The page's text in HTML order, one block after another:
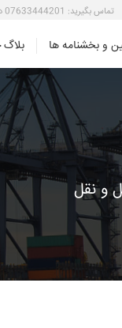
تماس بگیرید: 07633444201 داخلی 271
و بخشنامه ها
و نقل